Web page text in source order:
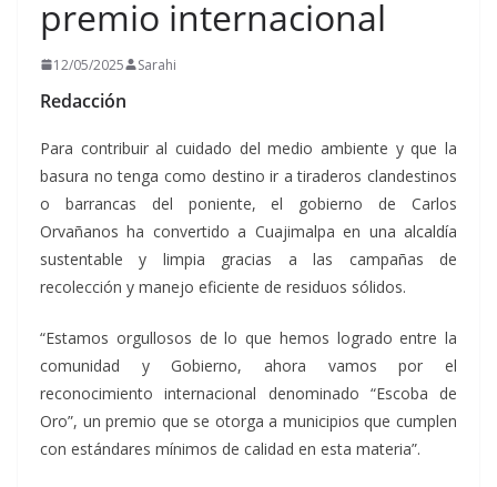
premio internacional
12/05/2025 Sarahi
Redacción
Para contribuir al cuidado del medio ambiente y que la
basura no tenga como destino ir a tiraderos clandestinos
o barrancas del poniente, el gobierno de Carlos
Orvañanos ha convertido a Cuajimalpa en una alcaldía
sustentable y limpia gracias a las campañas de
recolección y manejo eficiente de residuos sólidos.
“Estamos orgullosos de lo que hemos logrado entre la
comunidad y Gobierno, ahora vamos por el
reconocimiento internacional denominado “Escoba de
Oro”, un premio que se otorga a municipios que cumplen
con estándares mínimos de calidad en esta materia”.